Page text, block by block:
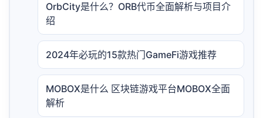
OrbCity是什么？ORB代币全面解析与项目介
绍
2024年必玩的15款热门GameFi游戏推荐
MOBOX是什么 区块链游戏平台MOBOX全面
解析